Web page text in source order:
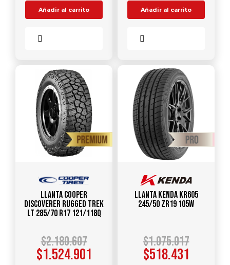
Añadir al carrito Añadir al carrito
Llanta COOPER
DISCOVERER RUGGED TREK
LT 285/70 R17 121/118Q
$2.180.607
$1.524.901
Llanta KENDA KR605
245/50 ZR19 105W
$1.075.017
$518.431